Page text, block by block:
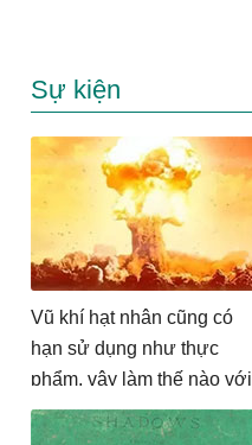
Sự kiện
Vũ khí hạt nhân cũng có
hạn sử dụng như thực
phẩm, vậy làm thế nào với
vũ khí hạt nhân hết hạn?